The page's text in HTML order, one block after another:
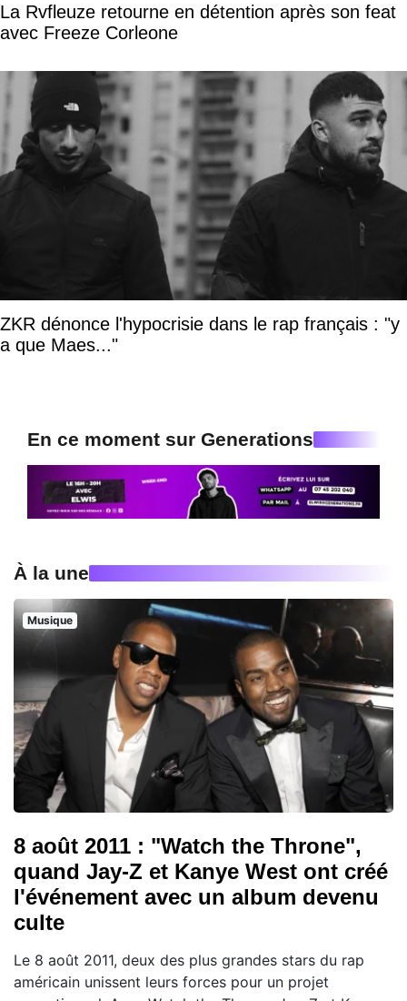
La Rvfleuze retourne en détention après son feat
avec Freeze Corleone
ZKR dénonce l'hypocrisie dans le rap français : "y
a que Maes..."
En ce moment sur Generations
À la une
Musique
8 août 2011 : "Watch the Throne",
quand Jay-Z et Kanye West ont créé
l'événement avec un album devenu
culte
Le 8 août 2011, deux des plus grandes stars du rap
américain unissent leurs forces pour un projet